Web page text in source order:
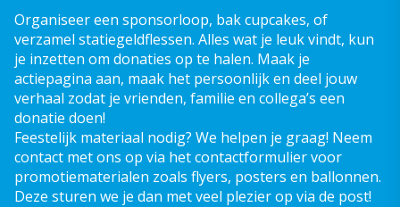
Organiseer een sponsorloop, bak cupcakes, of
verzamel statiegeldflessen. Alles wat je leuk vindt, kun
je inzetten om donaties op te halen. Maak je
actiepagina aan, maak het persoonlijk en deel jouw
verhaal zodat je vrienden, familie en collega’s een
donatie doen!
Feestelijk materiaal nodig? We helpen je graag! Neem
contact met ons op via het contactformulier voor
promotiematerialen zoals flyers, posters en ballonnen.
Deze sturen we je dan met veel plezier op via de post!